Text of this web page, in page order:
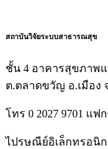
สถาบันวิจัยระบบสาธารณสุข
ชั้น 4 อาคารสุขภาพแ
ต.ตลาดขวัญ อ.เมือง
โทร 0 2027 9701 แฟ
ไปรษณีย์อิเล็กทรอนิก